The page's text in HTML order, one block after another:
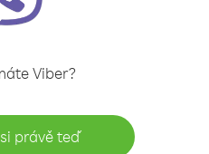
Viber?
právě teď